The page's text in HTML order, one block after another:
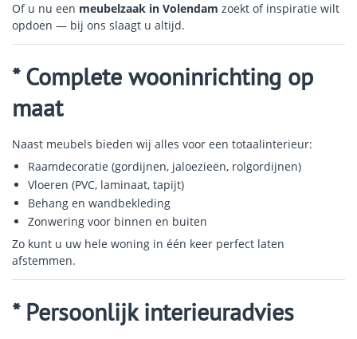
Of u nu een meubelzaak in Volendam zoekt of inspiratie wilt
opdoen — bij ons slaagt u altijd.
* Complete wooninrichting op
maat
Naast meubels bieden wij alles voor een totaalinterieur:
Raamdecoratie (gordijnen, jaloezieën, rolgordijnen)
Vloeren (PVC, laminaat, tapijt)
Behang en wandbekleding
Zonwering voor binnen en buiten
Zo kunt u uw hele woning in één keer perfect laten
afstemmen.
* Persoonlijk interieuradvies